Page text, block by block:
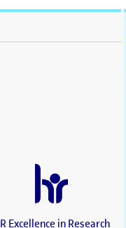
nova)
una finestra nova)
nova)
finestra nova)
finestra nova)
Excellence in Research